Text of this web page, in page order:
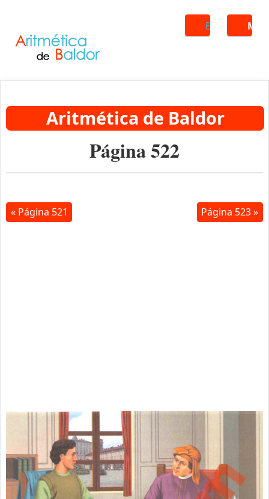
Buscar
Aritmética de Baldor
Página 522
« Página 521 Página 523 »